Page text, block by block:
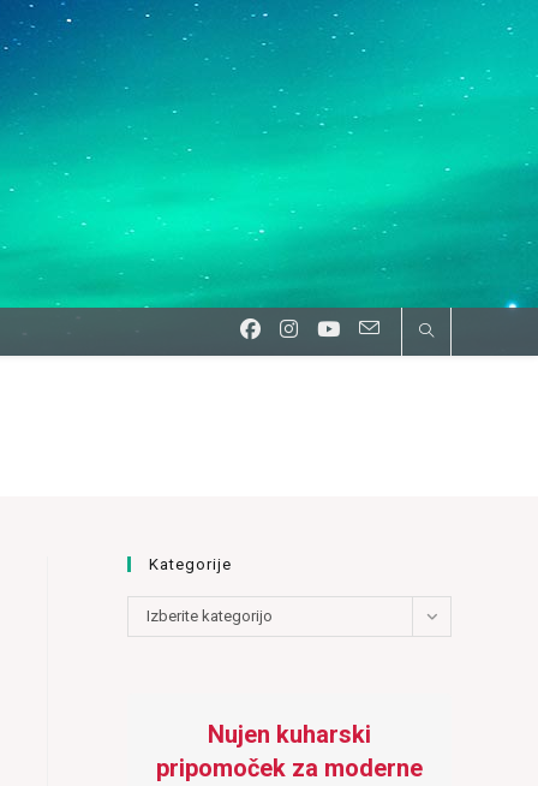
Kategorije
Kategorije
Izberite kategorijo
Nujen kuharski
pripomoček za moderne